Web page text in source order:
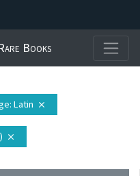
Books
: Latin close
close